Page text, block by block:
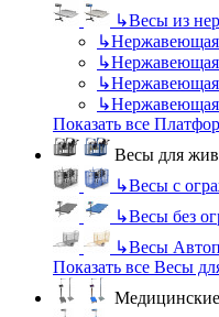
↳Весы из
↳Нержавеющая
↳Нержавеющая
↳Нержавеющая
↳Нержавеющая
Показать все
Весы для
↳Весы с
↳Весы без
↳Весы
Показать все Весы